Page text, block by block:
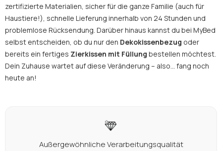
zertifizierte Materialien, sicher für die ganze Familie (auch für
Haustiere!), schnelle Lieferung innerhalb von 24 Stunden und
problemlose Rücksendung. Darüber hinaus kannst du bei MyBed
selbst entscheiden, ob du nur den Dekokissenbezug oder
bereits ein fertiges Zierkissen mit Füllung bestellen möchtest.
Dein Zuhause wartet auf diese Veränderung – also... fang noch
heute an!
Außergewöhnliche Verarbeitungsqualität